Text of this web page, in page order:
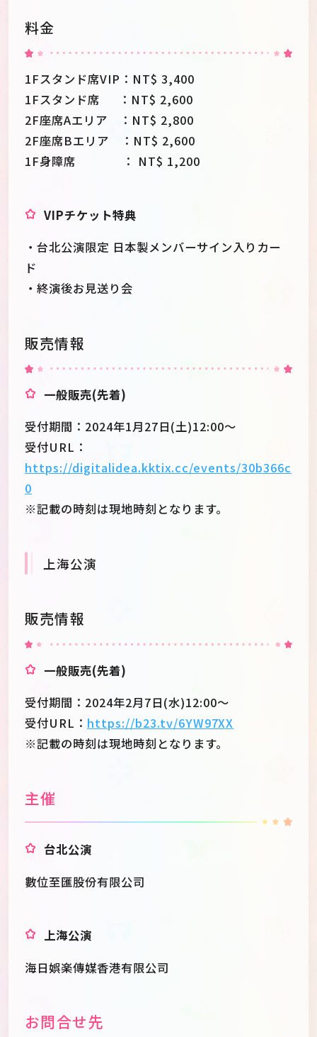
料金
1Fスタンド席VIP：NT$ 3,400
1Fスタンド席 ：NT$ 2,600
2F座席Aエリア ：NT$ 2,800
2F座席Bエリア ：NT$ 2,600
1F身障席 ： NT$ 1,200
VIPチケット特典
・台北公演限定 日本製メンバーサイン入りカー
ド
・終演後お見送り会
販売情報
一般販売(先着)
受付期間：2024年1月27日(土)12:00～
受付URL：
https://digitalidea.kktix.cc/events/30b366c
0
※記載の時刻は現地時刻となります。
上海公演
販売情報
一般販売(先着)
受付期間：2024年2月7日(水)12:00～
受付URL： https://b23.tv/6YW97XX
※記載の時刻は現地時刻となります。
主催
台北公演
數位至匯股份有限公司
上海公演
海日娯楽傳媒香港有限公司
お問合せ先